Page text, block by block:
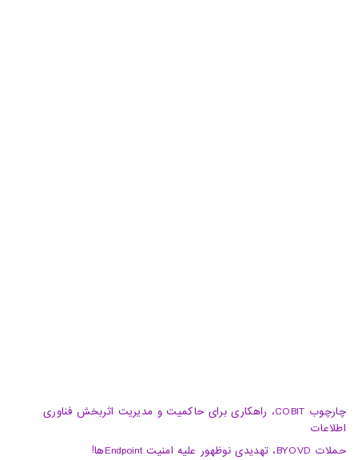
چارچوب COBIT، راهکاری برای حاکمیت و مدیریت اثربخش فناوری
اطلاعات
حملات BYOVD، تهدیدی نوظهور علیه امنیت Endpointها!